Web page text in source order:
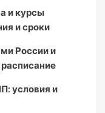
и курсы
и сроки
России и
условия и